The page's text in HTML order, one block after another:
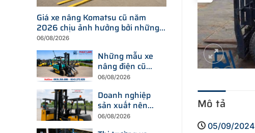
Giá xe nâng Komatsu cũ năm
2026 chịu ảnh hưởng bởi những
yếu tố nào?
06/08/2026
Những mẫu xe
nâng điện cũ
đang được tìm
trên thị trường
hiện nay
06/08/2026
Doanh nghiệp
sản xuất nên
chọn xe nâng
06/08/2026
Mô tả
05/09/2024